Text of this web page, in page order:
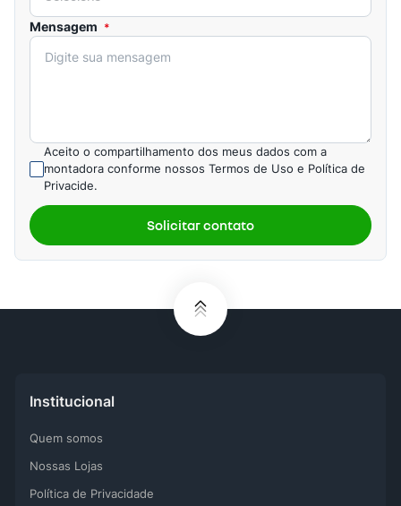
Mensagem *
Aceito o compartilhamento dos meus dados com a
montadora conforme nossos Termos de Uso e Política de
Privacide.
Solicitar contato
Institucional
Quem somos
Nossas Lojas
Política de Privacidade